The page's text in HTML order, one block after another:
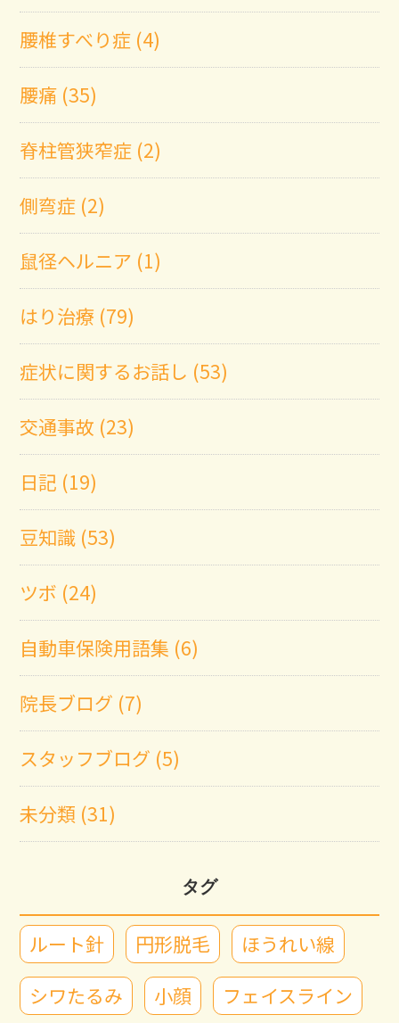
腰椎すべり症 (4)
腰痛 (35)
脊柱管狭窄症 (2)
側弯症 (2)
鼠径ヘルニア (1)
はり治療 (79)
症状に関するお話し (53)
交通事故 (23)
日記 (19)
豆知識 (53)
ツボ (24)
自動車保険用語集 (6)
院長ブログ (7)
スタッフブログ (5)
未分類 (31)
タグ
ルート針 円形脱毛
ほうれい線
シワたるみ
小顔
フェイスライン